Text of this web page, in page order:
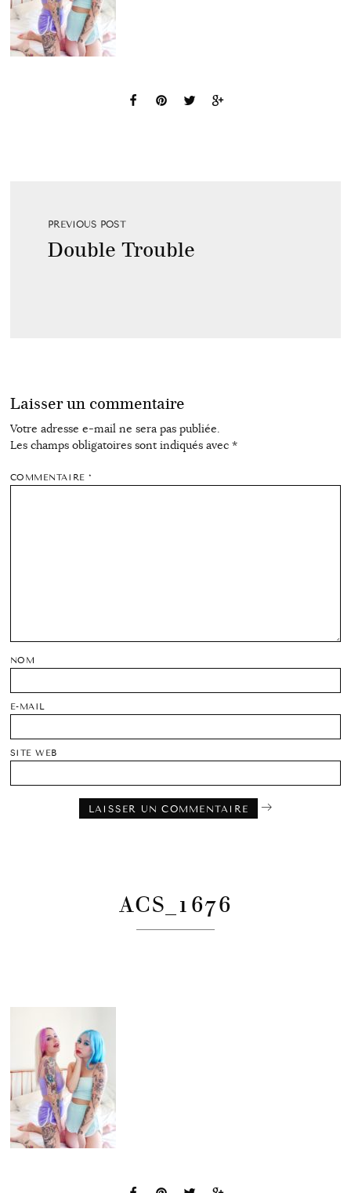
PREVIOUS POST
Double Trouble
Laisser un commentaire
Votre adresse e-mail ne sera pas publiée.
Les champs obligatoires sont indiqués avec *
COMMENTAIRE*
NOM
E-MAIL
SITE WEB
ACS_1676